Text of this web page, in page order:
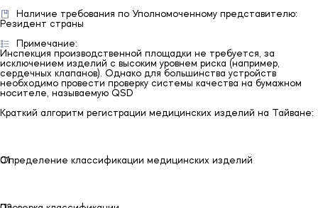
Наличие требования по Уполномоченному представителю:
Резидент страны
Примечание:
Инспекция производственной площадки не требуется, за
исключением изделий с высоким уровнем риска (например,
сердечных клапанов). Однако для большинства устройств
необходимо провести проверку системы качества на бумажном
носителе, называемую QSD
Краткий алгоритм регистрации медицинских изделий на Тайване:
01
Определение классификации медицинских изделий